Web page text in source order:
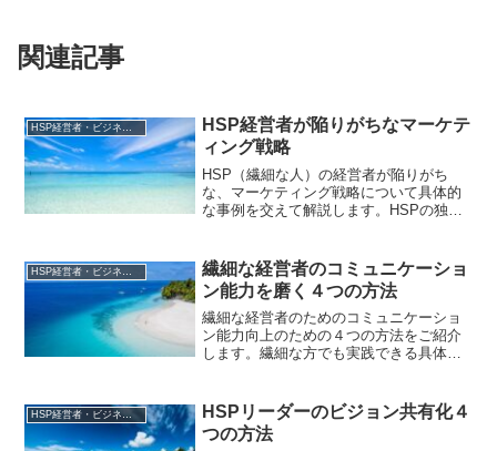
関連記事
HSP経営者・ビジネスリーダー
HSP経営者が陥りがちなマーケテ
ィング戦略
HSP（繊細な人）の経営者が陥りがち
な、マーケティング戦略について具体的
な事例を交えて解説します。HSPの独自
繊細な経営者のコミュニケーショ
ン能力を磨く４つの方法
繊細な経営者のためのコミュニケーショ
ン能力向上のための４つの方法をご紹介
します。繊細な方でも実践できる具体的
HSP経営者・ビジネスリーダー
HSPリーダーのビジョン共有化４
つの方法